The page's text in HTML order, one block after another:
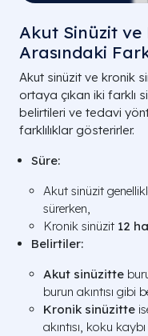
Akut Sinüzit ve
Arasındaki
Akut sinüzit ve kronik
ortaya çıkan iki farklı
belirtileri ve tedavi
farklılıklar gösterirler.
Süre:
Akut sinüzit
sürerken,
Kronik sinüzit 12
Belirtiler:
Akut sinüzitte
burun akıntısı gibi
Kronik sinüzitte
akıntısı, koku